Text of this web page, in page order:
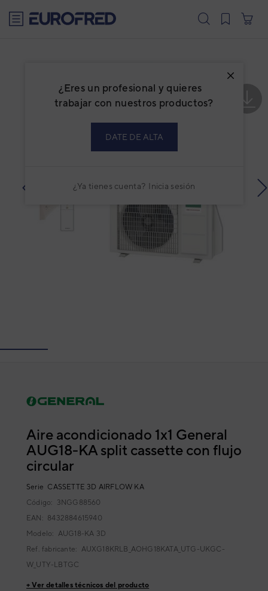
¿Eres un profesional y quieres
trabajar con nuestros productos?
DATE DE ALTA
¿Ya tienes cuenta? Inicia sesión
Aire acondicionado 1x1 General
AUG18-KA split cassette con flujo
circular
Serie CASSETTE 3D AIRFLOW KA
Código: 3NGG88560
EAN: 8432884615940
Modelo: AUG18-KA 3D
Ref. fabricante: AUXG18KRLB_AOHG18KATA_UTG-UKGC-
W_UTY-LBTGC
+ Ver detalles técnicos del producto